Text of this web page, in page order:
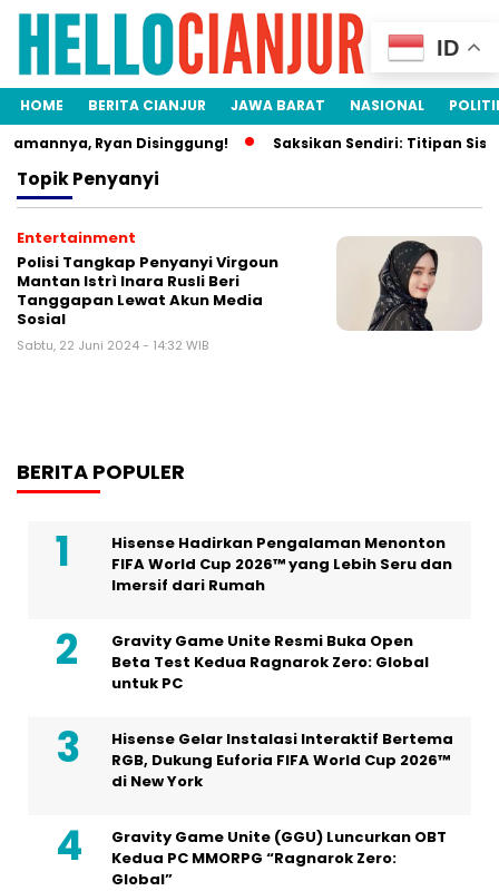
HOME BERITA CIANJUR JAWA BARAT NASIONAL
Ryan Disinggung!
Saksikan Sendiri: Titipan
TopikPenyanyi
Entertainment
Polisi Tangkap Penyanyi Virgoun
Mantan Istrì Inara Rusli Beri
Tanggapan Lewat Akun Media
Sosial
Sabtu, 22 Juni 2024 - 14:32 WIB
BERITA POPULER
Hisense Hadirkan Pengalaman Menonton
FIFA World Cup 2026™ yang Lebih Seru dan
Imersif dari Rumah
Gravity Game Unite Resmi Buka Open
Beta Test Kedua Ragnarok Zero: Global
untuk PC
Hisense Gelar Instalasi Interaktif Bertema
RGB, Dukung Euforia FIFA World Cup 2026™
di New York
Gravity Game Unite (GGU) Luncurkan OBT
Kedua PC MMORPG “Ragnarok Zero:
Global”
ID